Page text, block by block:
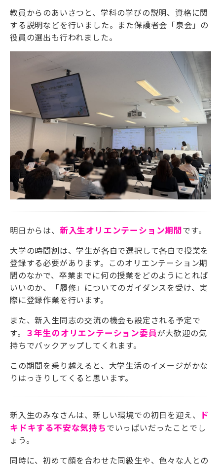
教員からのあいさつと、学科の学びの説明、資格に関
する説明などを行いました。また保護者会「泉会」の
役員の選出も行われました。
明日からは、 新入生オリエンテーション期間です。
大学の時間割は、学生が各自で選択して各自で授業を
登録する必要があります。このオリエンテーション期
間のなかで、卒業までに何の授業をどのようにとれば
いいのか、「履修」についてのガイダンスを受け、実
際に登録作業を行います。
また、新入生同志の交流の機会も設定される予定で
す。 ３年生のオリエンテーション委員が大歓迎の気
持ちでバックアップしてくれます。
この期間を乗り越えると、大学生活のイメージがかな
りはっきりしてくると思います。
新入生のみなさんは、新しい環境での初日を迎え、 ド
キドキする不安な気持ちでいっぱいだったことでし
ょう。
同時に、初めて顔を合わせた同級生や、色々な人との